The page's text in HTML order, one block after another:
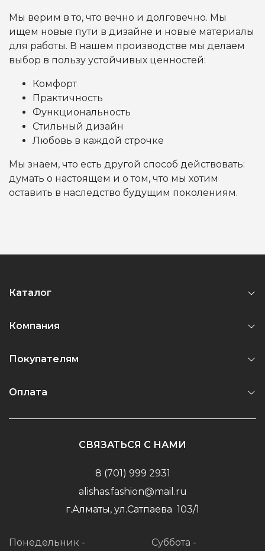
Мы верим в то, что вечно и долговечно. Мы
ищем новые пути в дизайне и новые материалы
для работы. В нашем производстве мы делаем
выбор в пользу устойчивых ценностей:
Комфорт
Практичность
Функциональность
Стильный дизайн
Любовь в каждой строчке
Мы знаем, что есть другой способ действовать:
думать о настоящем и о том, что мы хотим
оставить в наследство будущим поколениям.
Каталог
Компания
Покупателям
Оплата
СВЯЗАТЬСЯ С НАМИ
8 (701) 999 2931
alishas.fashion@mail.ru
г.Алматы, ул.Сатпаева 103/1
Понедельник - Суббота -